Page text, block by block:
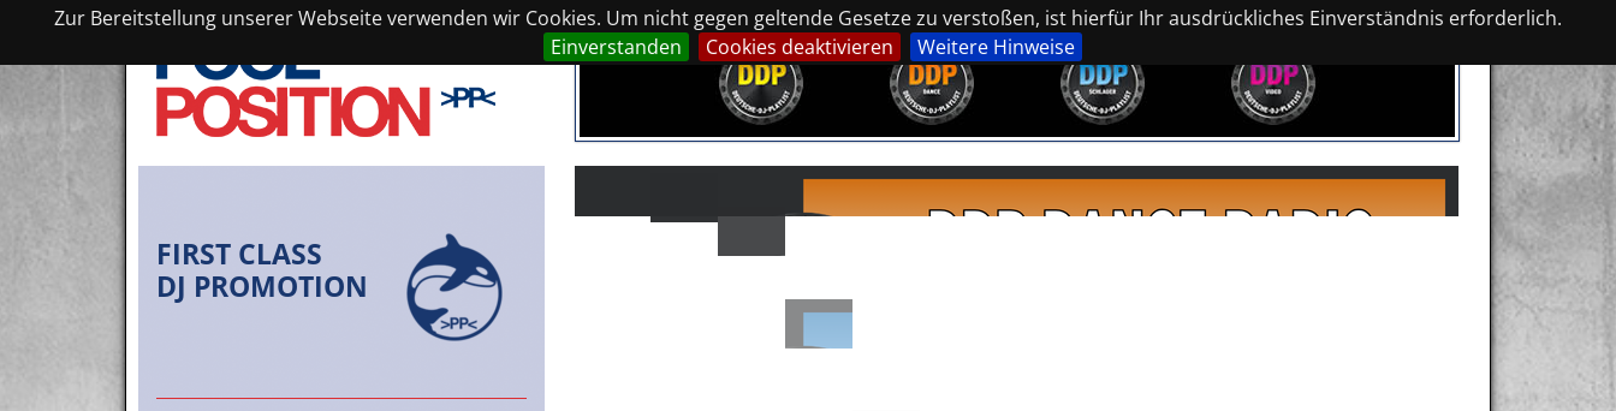
Zur Bereitstellung unserer Webseite verwenden wir Cookies. Um nicht gegen geltende Gesetze zu verstoßen, ist hierfür Ihr ausdrückliches Einverständnis erforderlich.
Einverstanden
Cookies deaktivieren Weitere Hinweise
FIRST CLASS
DJ PROMOTION